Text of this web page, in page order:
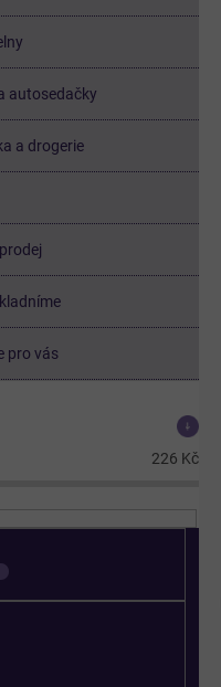
autosedačky
a drogerie
pro vás
226 Kč